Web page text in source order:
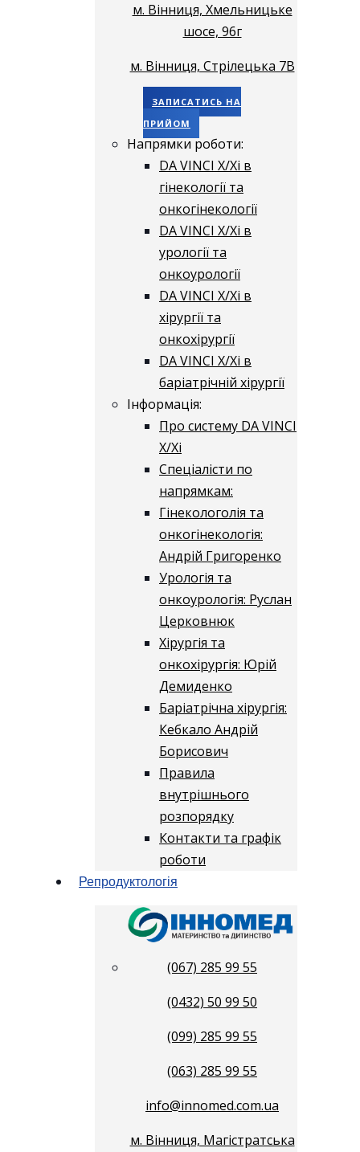
м. Вінниця, Хмельницьке
шосе, 96г
м. Вінниця, Стрілецька 7В
ЗАПИСАТИСЬ НА
ПРИЙОМ
Напрямки роботи:
DA VINCI X/Xі в
гінекології та
онкогінекології
DA VINCI X/Xі в
урології та
онкоурології
DA VINCI X/Xі в
хірургії та
онкохірургії
DA VINCI X/Xі в
баріатрічній хірургії
Інформація:
Про систему DA VINCI
X/Xі
Спеціалісти по
напрямкам:
Гінекологолія та
онкогінекологія:
Андрій Григоренко
Урологія та
онкоурологія: Руслан
Церковнюк
Хірургія та
онкохірургія: Юрій
Демиденко
Баріатрічна хірургія:
Кебкало Андрій
Борисович
Правила
внутрішнього
розпорядку
Контакти та графік
роботи
Репродуктологія
(067) 285 99 55
(0432) 50 99 50
(099) 285 99 55
(063) 285 99 55
info@innomed.com.ua
м. Вінниця, Магістратська